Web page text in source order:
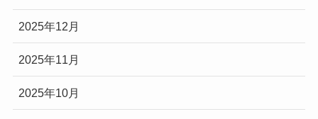
2025年12月
2025年11月
2025年10月